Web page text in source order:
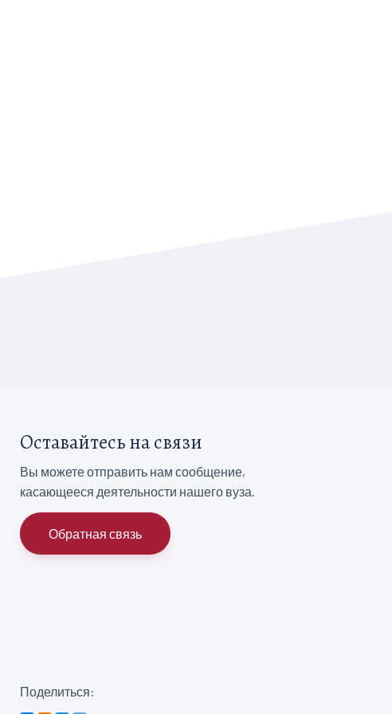
Оставайтесь на связи
Вы можете отправить нам сообщение,
касающееся деятельности нашего вуза.
Обратная связь
Поделиться: